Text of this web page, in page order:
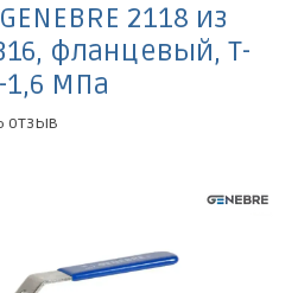
2118 из
фланцевый, Т-
1,6 МПа
отзыв